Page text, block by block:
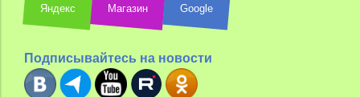
Яндекс Магазин Google
Подписывайтесь на новости